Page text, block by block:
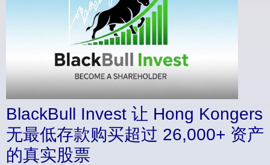
BlackBull Invest 让 Hong Kongers
无最低存款购买超过 26,000+ 资产
的真实股票